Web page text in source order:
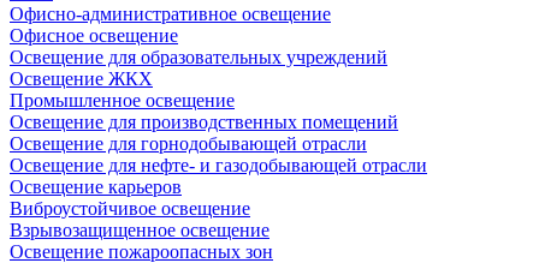
Офисно-административное освещение
Офисное освещение
Освещение для образовательных учреждений
Освещение ЖКХ
Промышленное освещение
Освещение для производственных помещений
Освещение для горнодобывающей отрасли
Освещение для нефте- и газодобывающей отрасли
Освещение карьеров
Виброустойчивое освещение
Взрывозащищенное освещение
Освещение пожароопасных зон